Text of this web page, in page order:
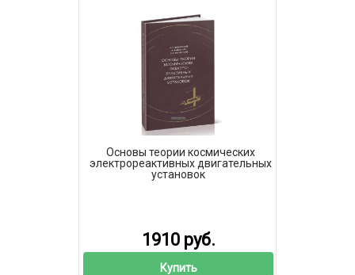
Основы теории космических
электрореактивных двигательных
установок
1910 руб.
Купить